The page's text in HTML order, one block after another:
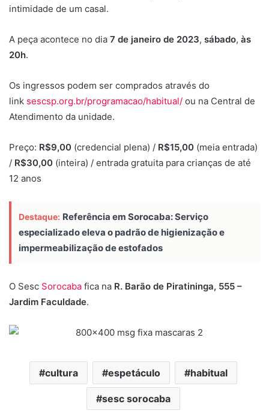
intimidade de um casal.
A peça acontece no dia 7 de janeiro de 2023, sábado, às
20h.
Os ingressos podem ser comprados através do
link sescsp.org.br/programacao/habitual/ ou na Central de
Atendimento da unidade.
Preço: R$9,00 (credencial plena) / R$15,00 (meia entrada)
/ R$30,00 (inteira) / entrada gratuita para crianças de até
12 anos
Destaque: Referência em Sorocaba: Serviço
especializado eleva o padrão de higienização e
impermeabilização de estofados
O Sesc Sorocaba fica na R. Barão de Piratininga, 555 –
Jardim Faculdade.
cultura espetáculo habitual
sesc sorocaba